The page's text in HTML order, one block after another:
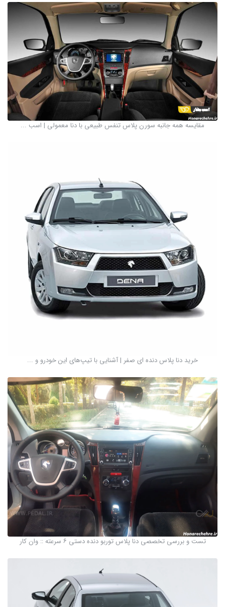
مقایسه همه جانبه سورن پلاس تنفس طبیعی با دنا معمولی | اسب ...
خرید دنا پلاس دنده ای صفر |‌ آشنایی با تیپ‌های این خودرو و ...
تست و بررسی تخصصی دنا پلاس توربو دنده دستی ۶ سرعته :: وان کار